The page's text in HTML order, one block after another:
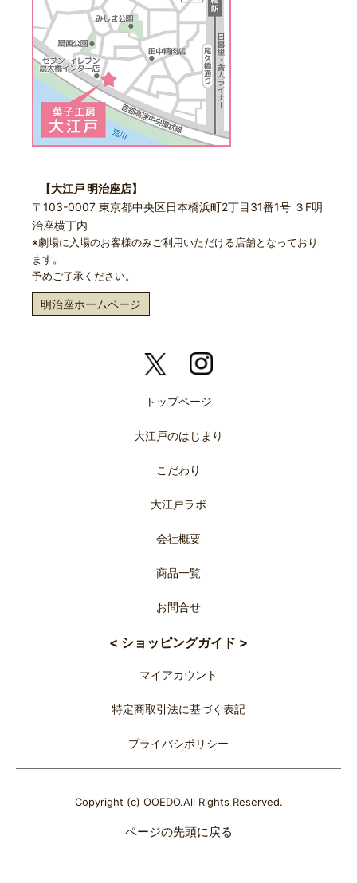
【大江戸 明治座店】
〒103-0007 東京都中央区日本橋浜町2丁目31番1号 ３F明
治座横丁内
※劇場に入場のお客様のみご利用いただける店舗となっており
ます。
予めご了承ください。
明治座ホームページ
トップページ
大江戸のはじまり
こだわり
大江戸ラボ
会社概要
商品一覧
お問合せ
< ショッピングガイド >
マイアカウント
特定商取引法に基づく表記
プライバシポリシー
Copyright (c) OOEDO.All Rights Reserved.
ページの先頭に戻る